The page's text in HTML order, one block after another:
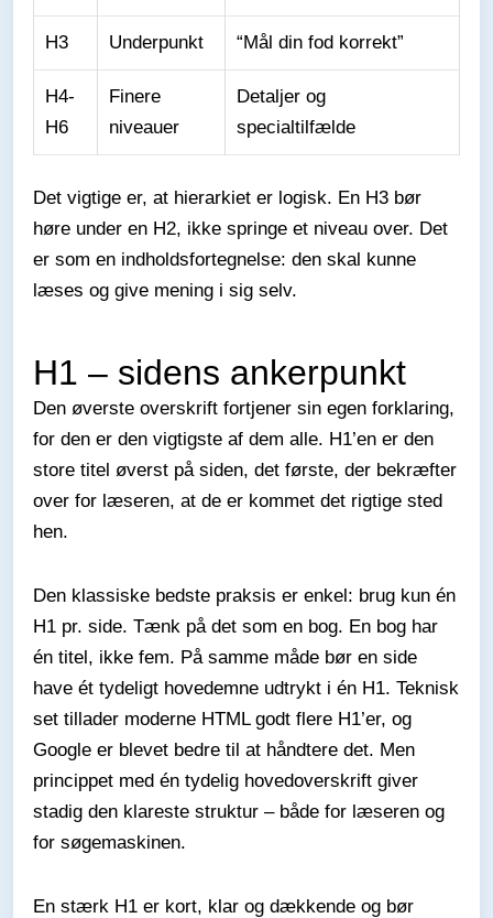
H3 Underpunkt “Mål din fod korrekt”
H4-
H6
Finere
niveauer
Detaljer og
specialtilfælde
Det vigtige er, at hierarkiet er logisk. En H3 bør
høre under en H2, ikke springe et niveau over. Det
er som en indholdsfortegnelse: den skal kunne
læses og give mening i sig selv.
H1 – sidens ankerpunkt
Den øverste overskrift fortjener sin egen forklaring,
for den er den vigtigste af dem alle. H1’en er den
store titel øverst på siden, det første, der bekræfter
over for læseren, at de er kommet det rigtige sted
hen.
Den klassiske bedste praksis er enkel: brug kun én
H1 pr. side. Tænk på det som en bog. En bog har
én titel, ikke fem. På samme måde bør en side
have ét tydeligt hovedemne udtrykt i én H1. Teknisk
set tillader moderne HTML godt flere H1’er, og
Google er blevet bedre til at håndtere det. Men
princippet med én tydelig hovedoverskrift giver
stadig den klareste struktur – både for læseren og
for søgemaskinen.
En stærk H1 er kort, klar og dækkende og bør